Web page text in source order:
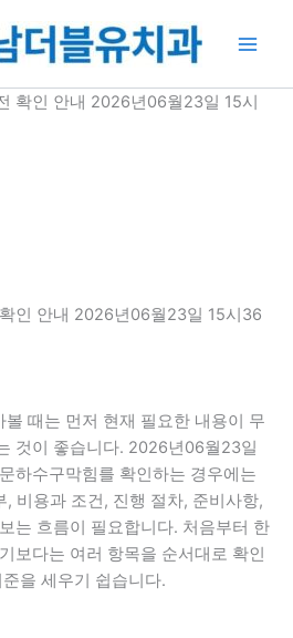
확인 안내 2026년06월23일 15시
인 안내 2026년06월23일 15시36
볼 때는 먼저 현재 필요한 내용이 무
것이 좋습니다. 2026년06월23일
하수구막힘를 확인하는 경우에는
, 비용과 조건, 진행 절차, 준비사항,
는 흐름이 필요합니다. 처음부터 한
보다는 여러 항목을 순서대로 확인
을 세우기 쉽습니다.